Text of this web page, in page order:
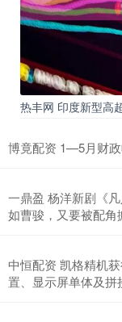
热丰网 印度新型高
博竟配资 1—5月财
一鼎盈 杨洋新剧《
如曹骏，又要被配角
中恒配资 凯格精机
置、显示屏单体及拼